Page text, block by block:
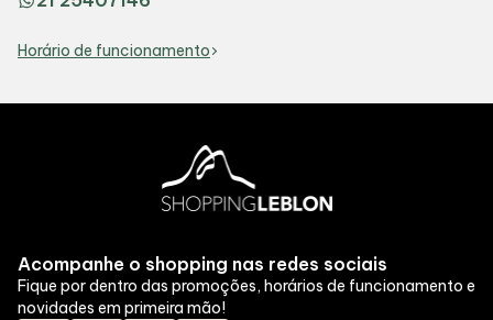
Horário de funcionamento
Acompanhe o shopping nas redes sociais
Fique por dentro das promoções, horários de funcionamento e
novidades em primeira mão!